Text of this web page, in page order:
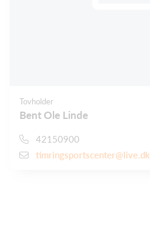
Tovholder
Bent Ole Linde
42150900
timringsportscenter@live.dk